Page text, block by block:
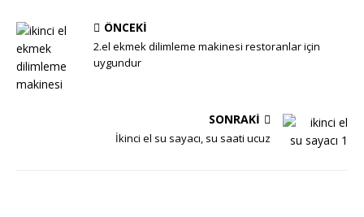
ÖNCEKI
2.el ekmek dilimleme makinesi restoranlar için
uygundur
SONRAKI
İkinci el su sayacı, su saati ucuz